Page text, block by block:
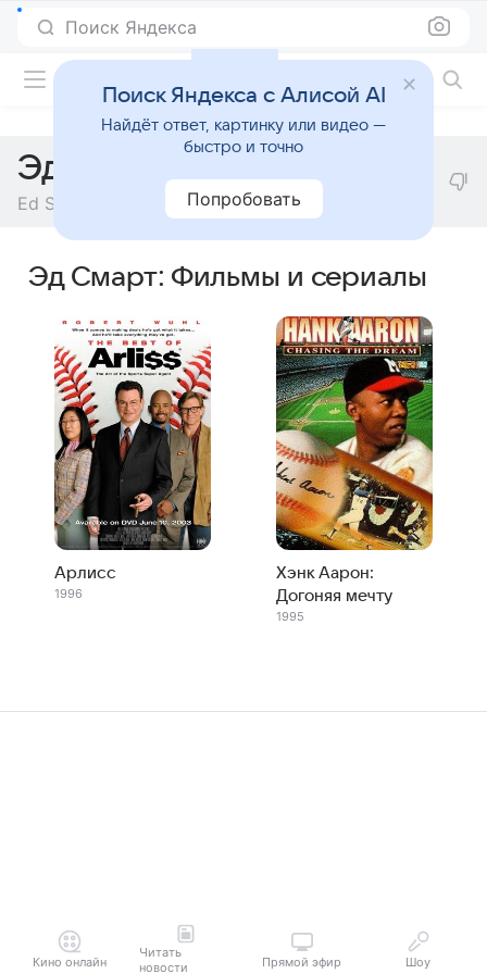
Поиск Яндекса
Эд Смарт
Ed Smart
Эд Смарт: Фильмы и сериалы
Арлисс
1996
Хэнк Аарон:
Догоняя мечту
1995
Кино онлайн
Читать
новости
Прямой эфир Шоу
Поиск Яндекса с Алисой AI
Найдёт ответ, картинку или видео —
быстро и точно
Попробовать